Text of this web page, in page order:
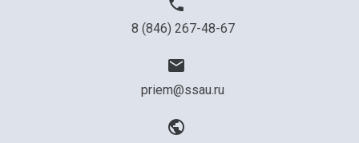
8 (846) 267-48-67
priem@ssau.ru